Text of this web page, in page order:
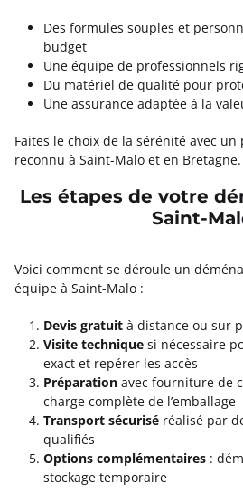
Des formules souples et
budget
Une équipe de professionnels
Du matériel de qualité pour
Une assurance adaptée à la
Faites le choix de la sérénité avec
reconnu à Saint-Malo et en Bretagne.
Les étapes de votre
Saint-
Voici comment se déroule un
équipe à Saint-Malo :
Devis gratuit à distance ou sur
Visite technique si nécessaire
exact et repérer les accès
Préparation avec fourniture de
charge complète de l’emballage
Transport sécurisé réalisé par
qualifiés
Options complémentaires :
stockage temporaire